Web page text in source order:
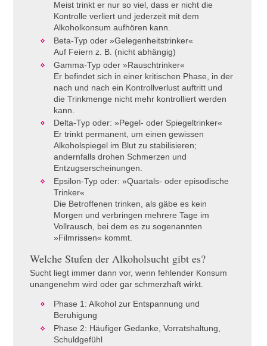
Meist trinkt er nur so viel, dass er nicht die
Kontrolle verliert und jederzeit mit dem
Alkoholkonsum aufhören kann.
Beta-Typ oder »Gelegenheitstrinker«
Auf Feiern z. B. (nicht abhängig)
Gamma-Typ oder »Rauschtrinker«
Er befindet sich in einer kritischen Phase, in der
nach und nach ein Kontrollverlust auftritt und
die Trinkmenge nicht mehr kontrolliert werden
kann.
Delta-Typ oder: »Pegel- oder Spiegeltrinker«
Er trinkt permanent, um einen gewissen
Alkoholspiegel im Blut zu stabilisieren;
andernfalls drohen Schmerzen und
Entzugserscheinungen.
Epsilon-Typ oder: »Quartals- oder episodische
Trinker«
Die Betroffenen trinken, als gäbe es kein
Morgen und verbringen mehrere Tage im
Vollrausch, bei dem es zu sogenannten
»Filmrissen« kommt.
Welche Stufen der Alkoholsucht gibt es?
Sucht liegt immer dann vor, wenn fehlender Konsum
unangenehm wird oder gar schmerzhaft wirkt.
Phase 1: Alkohol zur Entspannung und
Beruhigung
Phase 2: Häufiger Gedanke, Vorratshaltung,
Schuldgefühl